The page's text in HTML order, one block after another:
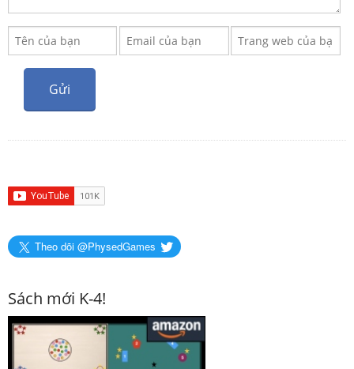
Theo dõi @PhysedGames
Sách mới K-4!